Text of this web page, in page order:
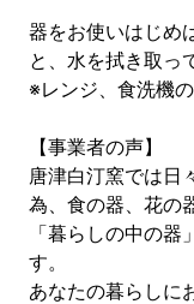
器をお使いはじめ
と、水を拭き取っ
※レンジ、食洗機
【事業者の声】
唐津白汀窯では日
為、食の器、花の
「暮らしの中の
す。
あなたの暮らしに